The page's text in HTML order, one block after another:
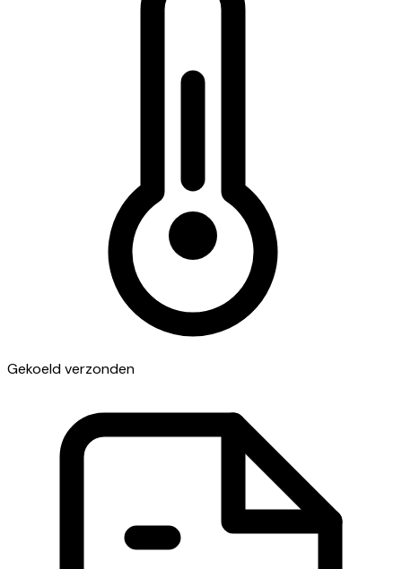
Gekoeld verzonden